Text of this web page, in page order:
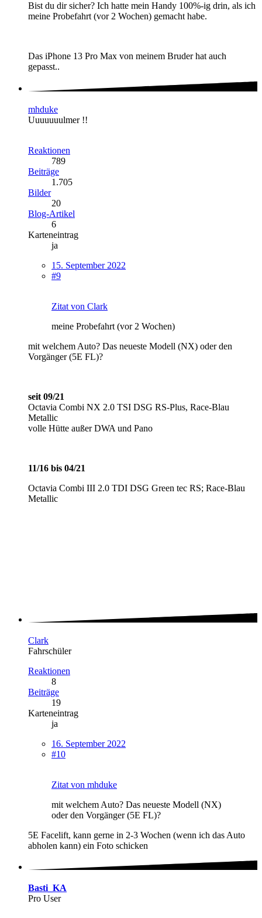
Bist du dir sicher? Ich hatte mein Handy 100%-ig drin, als ich
meine Probefahrt (vor 2 Wochen) gemacht habe.
Das iPhone 13 Pro Max von meinem Bruder hat auch
gepasst..
mhduke
Uuuuuuulmer !!
Reaktionen
789
Beiträge
1.705
Bilder
20
Blog-Artikel
6
Karteneintrag
ja
15. September 2022
#9
Zitat von Clark
meine Probefahrt (vor 2 Wochen)
mit welchem Auto? Das neueste Modell (NX) oder den
Vorgänger (5E FL)?
seit 09/21
Octavia Combi NX 2.0 TSI DSG RS-Plus, Race-Blau
Metallic
volle Hütte außer DWA und Pano
11/16 bis 04/21
Octavia Combi III 2.0 TDI DSG Green tec RS; Race-Blau
Metallic
Clark
Fahrschüler
Reaktionen
8
Beiträge
19
Karteneintrag
ja
16. September 2022
#10
Zitat von mhduke
mit welchem Auto? Das neueste Modell (NX)
oder den Vorgänger (5E FL)?
5E Facelift, kann gerne in 2-3 Wochen (wenn ich das Auto
abholen kann) ein Foto schicken
Basti_KA
Pro User